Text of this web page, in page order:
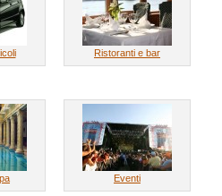
Ristoranti e bar
Eventi